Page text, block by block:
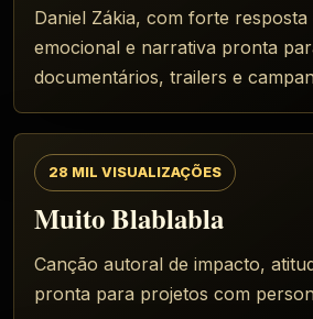
Daniel Zákia, com forte
emocional e narrativa pronta
documentários, trailers e
28 MIL VISUALIZAÇÕES
Muito Blablabla
Canção autoral de impacto,
pronta para projetos com